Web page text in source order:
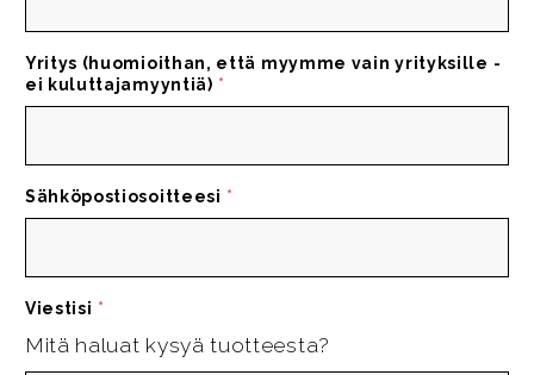
Yritys (huomioithan, että myymme vain yrityksille -
ei kuluttajamyyntiä) *
Sähköpostiosoitteesi *
Viestisi *
Mitä haluat kysyä tuotteesta?